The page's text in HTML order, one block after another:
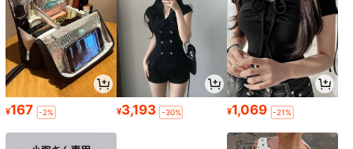
¥167 -2% ¥3,193 -30% ¥1,069 -21%